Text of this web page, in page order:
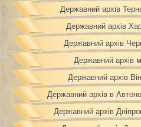
Державний архів
Державний архів
Державний архів
Державний архів
Державний архів
Державний архів в
Державний архів